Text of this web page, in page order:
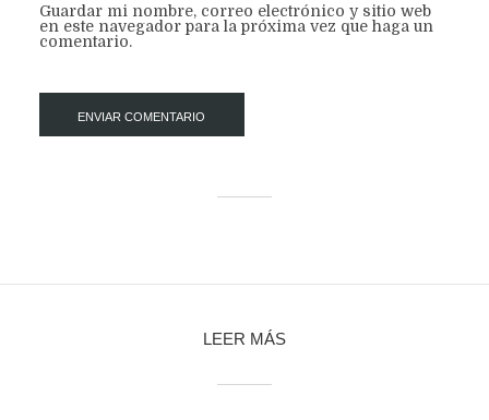
Guardar mi nombre, correo electrónico y sitio web
en este navegador para la próxima vez que haga un
comentario.
LEER MÁS